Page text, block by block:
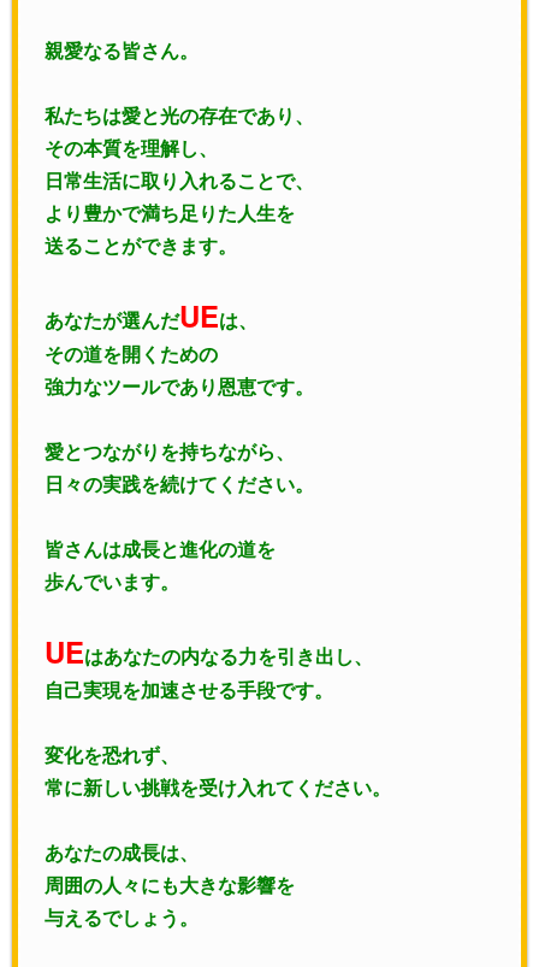
親愛なる皆さん。
私たちは愛と光の存在であり、
その本質を理解し、
日常生活に取り入れることで、
より豊かで満ち足りた人生を
送ることができます。
あなたが選んだUEは、
その道を開くための
強力なツールであり恩恵です。
愛とつながりを持ちながら、
日々の実践を続けてください。
皆さんは成長と進化の道を
歩んでいます。
UEはあなたの内なる力を引き出し、
自己実現を加速させる手段です。
変化を恐れず、
常に新しい挑戦を受け入れてください。
あなたの成長は、
周囲の人々にも大きな影響を
与えるでしょう。